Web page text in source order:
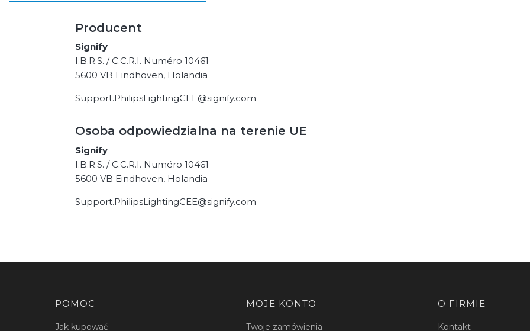
Producent
Signify
I.B.R.S. / C.C.R.I. Numéro 10461
5600 VB Eindhoven, Holandia
Support.PhilipsLightingCEE@signify.com
Osoba odpowiedzialna na terenie UE
Signify
I.B.R.S. / C.C.R.I. Numéro 10461
5600 VB Eindhoven, Holandia
Support.PhilipsLightingCEE@signify.com
Linki w stopce
POMOC
Jak kupować
MOJE KONTO
Twoje zamówienia
O FIRMIE
Kontakt